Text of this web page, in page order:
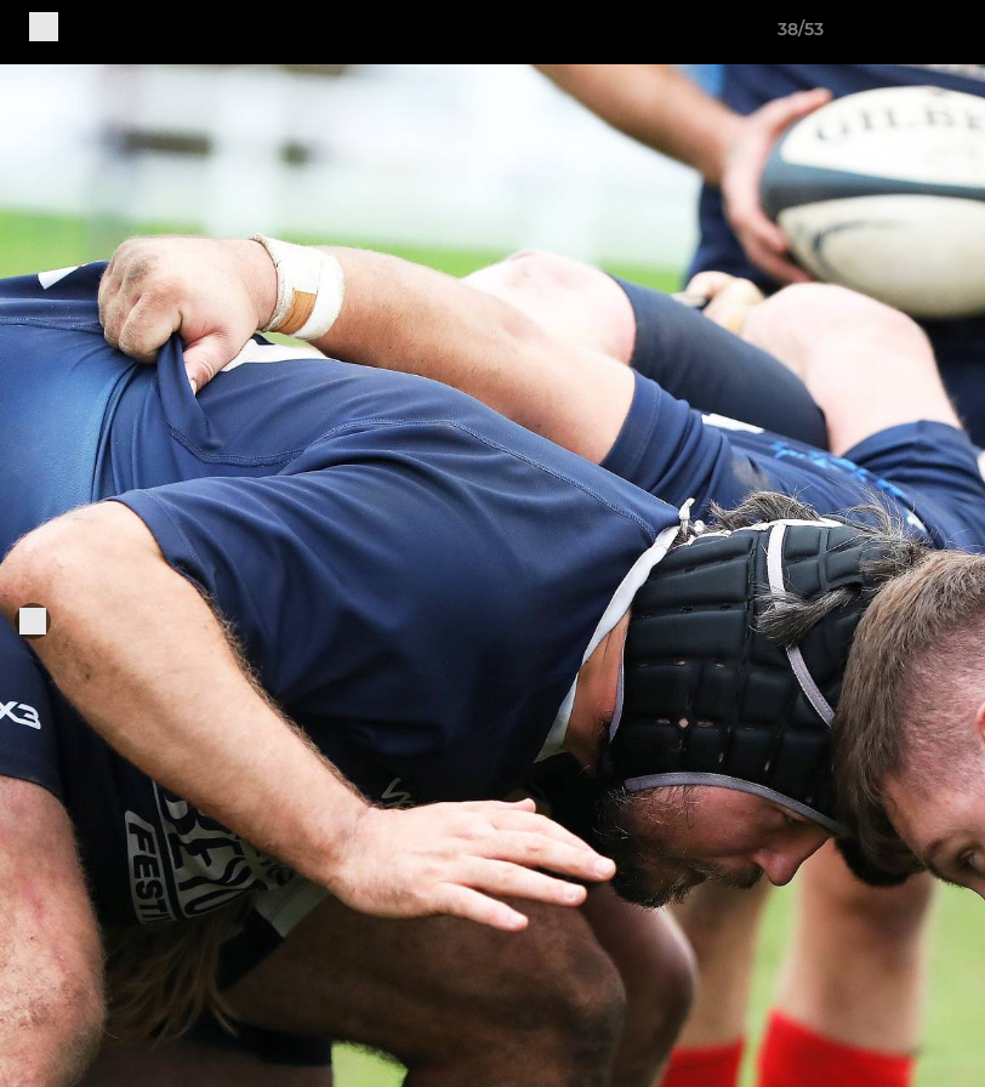
38/53